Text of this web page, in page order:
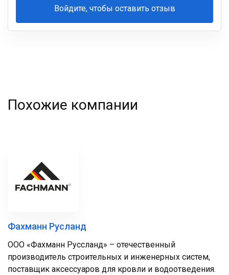
Войдите, чтобы оставить отзыв
Ваша
Похожие компании
Фахманн Русланд
ООО «Фахманн Руссланд» – отечественный
производитель строительных и инженерных систем,
поставщик аксессуаров для кровли и водоотведения.